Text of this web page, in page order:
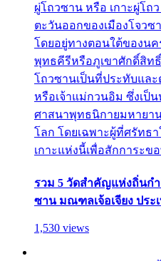
ผู่โถวซาน หรือ เกาะผู่โถ
ตะวันออกของเมืองโจวซ
โดยอยู่ทางตอนใต้ของนค
พุทธคีรีหรือภูเขาศักดิ์สิท
โถวซานเป็นที่ประทับแล
หรือเจ้าแม่กวนอิม ซึ่งเป็
ศาสนาพุทธนิกายมหายา
โลก โดยเฉพาะผู้ที่ศรัทธ
เกาะแห่งนี้เพื่อสักการะข
รวม 5 วัดสำคัญแห่งถิ่นกำ
ซาน มณฑลเจ้อเจียง ประ
1,530 views